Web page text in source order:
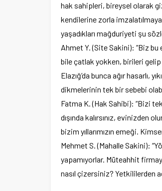
hak sahipleri, bireysel olarak
kendilerine zorla imzalatılmaya
yaşadıkları mağduriyeti şu
Ahmet Y. (Site Sakini): “Biz
bile çatlak yokken, birileri gelip
Elazığ’da bunca ağır hasarlı,
dikmelerinin tek bir sebebi
Fatma K. (Hak Sahibi): “Bizi
dışında kalırsınız, evinizden
bizim yıllarımızın emeği.
Mehmet S. (Mahalle Sakini):
yapamıyorlar. Müteahhit
nasıl çizersiniz? Yetkililerden